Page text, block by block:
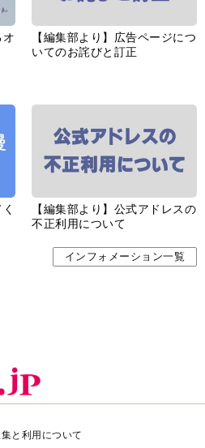
オ
【編集部より】広告ページにつ
いてのお詫びと訂正
【編集部より】公式アドレスの
不正利用について
インフォメーション一覧
と利用について